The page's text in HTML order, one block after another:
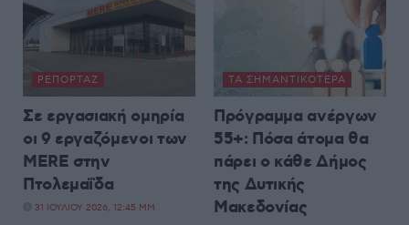
ΡΕΠΟΡΤΆΖ
Σε εργασιακή ομηρία
οι 9 εργαζόμενοι των
MERE στην
Πτολεμαΐδα
31 ΙΟΥΛΊΟΥ 2026, 12:45 ΜΜ
ΤΑ ΣΗΜΑΝΤΙΚΟΤΕΡΑ
Πρόγραμμα ανέργων
55+: Πόσα άτομα θα
πάρει ο κάθε Δήμος
της Δυτικής
Μακεδονίας